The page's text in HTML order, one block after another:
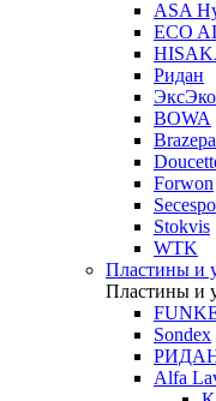
ASA
ECO
Ридан
ЭксЭко
BOWA
Forwon
Stokvis
WTK
Пластины и
Пластины и
Sondex
Alfa